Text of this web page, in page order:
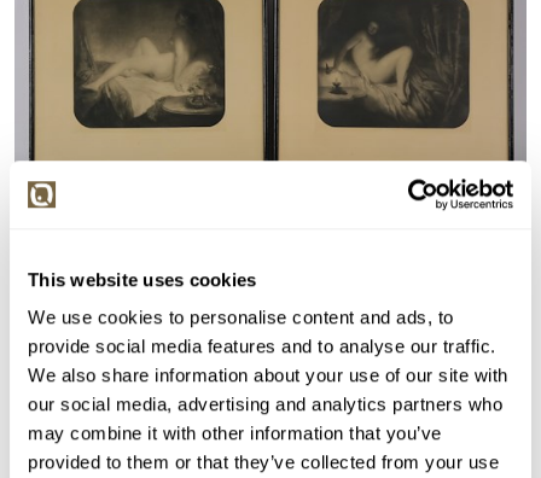
This website uses cookies
We use cookies to personalise content and ads, to
provide social media features and to analyse our traffic.
We also share information about your use of our site with
our social media, advertising and analytics partners who
may combine it with other information that you’ve
provided to them or that they’ve collected from your use
VYDRAŽENO
Josef Mánes
135043. Konvolut 2 prací: Jitro a Večer